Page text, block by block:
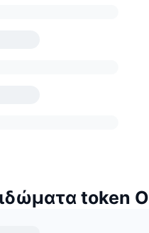
token